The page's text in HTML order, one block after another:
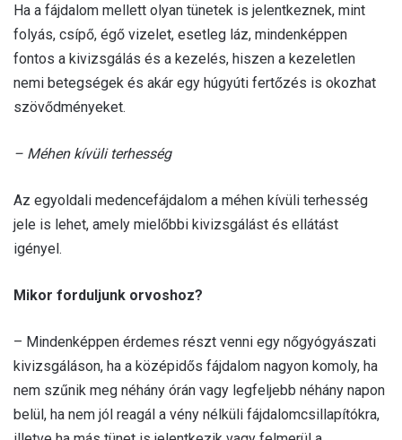
Ha a fájdalom mellett olyan tünetek is jelentkeznek, mint
folyás, csípő, égő vizelet, esetleg láz, mindenképpen
fontos a kivizsgálás és a kezelés, hiszen a kezeletlen
nemi betegségek és akár egy húgyúti fertőzés is okozhat
szövődményeket.
– Méhen kívüli terhesség
Az egyoldali medencefájdalom a méhen kívüli terhesség
jele is lehet, amely mielőbbi kivizsgálást és ellátást
igényel.
Mikor forduljunk orvoshoz?
– Mindenképpen érdemes részt venni egy nőgyógyászati
kivizsgáláson, ha a középidős fájdalom nagyon komoly, ha
nem szűnik meg néhány órán vagy legfeljebb néhány napon
belül, ha nem jól reagál a vény nélküli fájdalomcsillapítókra,